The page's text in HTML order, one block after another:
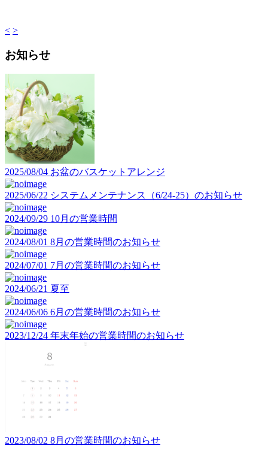
< >
お知らせ
2025/08/04 お盆のバスケットアレンジ
2025/06/22 システムメンテナンス（6/24-25）のお知らせ
2024/09/29 10月の営業時間
2024/08/01 8月の営業時間のお知らせ
2024/07/01 7月の営業時間のお知らせ
2024/06/21 夏至
2024/06/06 6月の営業時間のお知らせ
2023/12/24 年末年始の営業時間のお知らせ
2023/08/02 8月の営業時間のお知らせ